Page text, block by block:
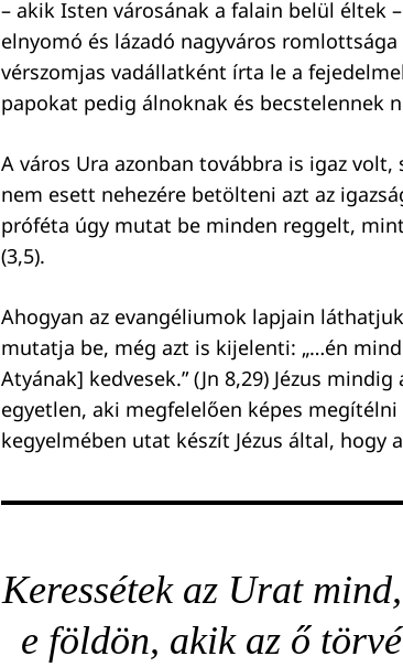
– akik Isten városának a falain belül éltek
elnyomó és lázadó nagyváros
vérszomjas vadállatként írta le a
papokat pedig álnoknak és becstelennek
A város Ura azonban továbbra is igaz
nem esett nehezére betölteni azt az
próféta úgy mutat be minden reggelt,
(3,5).
Ahogyan az evangéliumok lapjain
mutatja be, még azt is kijelenti: „…én
Atyának] kedvesek.” (Jn 8,29) Jézus
egyetlen, aki megfelelően képes
kegyelmében utat készít Jézus által, hogy
Keressétek az Urat
e földön, akik az ő